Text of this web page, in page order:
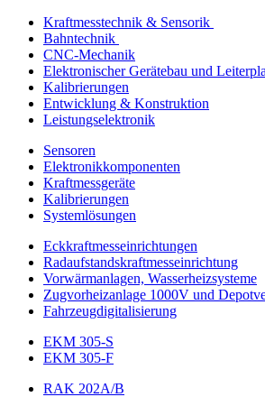
Kraftmesstechnik & Sensorik
Bahntechnik
CNC-Mechanik
Elektronischer Gerätebau und
Kalibrierungen
Entwicklung & Konstruktion
Leistungselektronik
Sensoren
Elektronikkomponenten
Kraftmessgeräte
Kalibrierungen
Systemlösungen
Eckkraftmess­einrichtungen
Radaufstands­kraftmess­einrichtung
Vorwärmanlagen, Wasserheizsysteme
Zugvorheizanlage 1000V und
Fahrzeugdigitalisierung
EKM 305-S
EKM 305-F
RAK 202A/B